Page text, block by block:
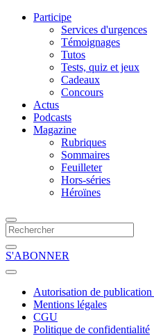
Participe
Services d'urgences
Témoignages
Tutos
Tests, quiz et jeux
Cadeaux
Concours
Actus
Podcasts
Magazine
Rubriques
Sommaires
Feuilleter
Hors-séries
Héroïnes
S'ABONNER
Autorisation de publication
Mentions légales
CGU
Politique de confidentialité